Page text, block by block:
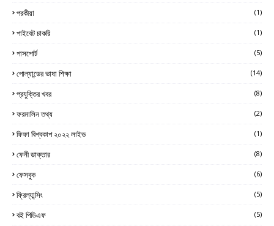
পরকীয়া (1)
পাইবেট চাকরি (1)
পাসপোর্ট (5)
পোল্যান্ডের ভাষা শিক্ষা (14)
প্রযুক্তির খবর (8)
ফরমালিন তথ্য (2)
ফিফা বিশ্বকাপ ২০২২ লাইভ (1)
ফেনী ডাক্তার (8)
ফেসবুক (6)
ফ্রিল্যান্সিং (5)
বই পিডিএফ (5)